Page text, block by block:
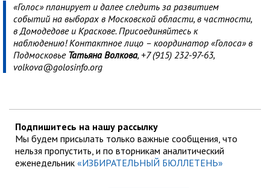
«Голос» планирует и далее следить за развитием
событий на выборах в Московской области, в частности,
в Домодедове и Краскове. Присоединяйтесь к
наблюдению! Контактное лицо – координатор «Голоса» в
Подмосковье Татьяна Волкова, +7 (915) 232-97-63,
volkova@golosinfo.org
Подпишитесь на нашу рассылку
Мы будем присылать только важные сообщения, что
нельзя пропустить, и по вторникам аналитический
еженедельник «ИЗБИРАТЕЛЬНЫЙ БЮЛЛЕТЕНЬ»